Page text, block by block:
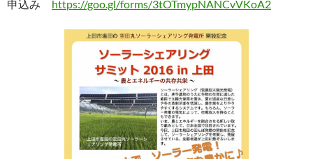
申込み https://goo.gl/forms/3tOTmypNANCvVKoA2